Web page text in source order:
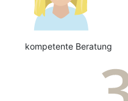
kompetente Beratung